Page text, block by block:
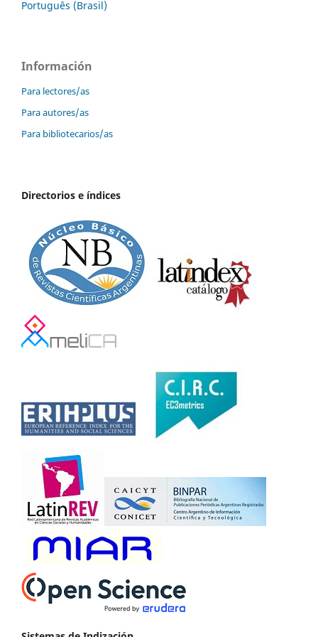
Português (Brasil)
Información
Para lectores/as
Para autores/as
Para bibliotecarios/as
Directorios e índices